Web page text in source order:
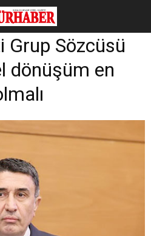
Grup Sözcüsü
dönüşüm en